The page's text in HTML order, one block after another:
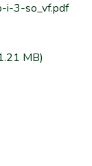
i-3-so_vf.pdf
MB)